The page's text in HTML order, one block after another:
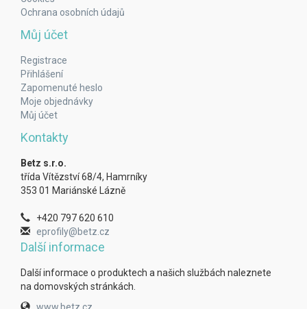
Ochrana osobních údajů
Můj účet
Registrace
Přihlášení
Zapomenuté heslo
Moje objednávky
Můj účet
Kontakty
Betz s.r.o.
třída Vítězství 68/4, Hamrníky
353 01 Mariánské Lázně
+420 797 620 610
eprofily@betz.cz
Další informace
Další informace o produktech a našich službách naleznete
na domovských stránkách.